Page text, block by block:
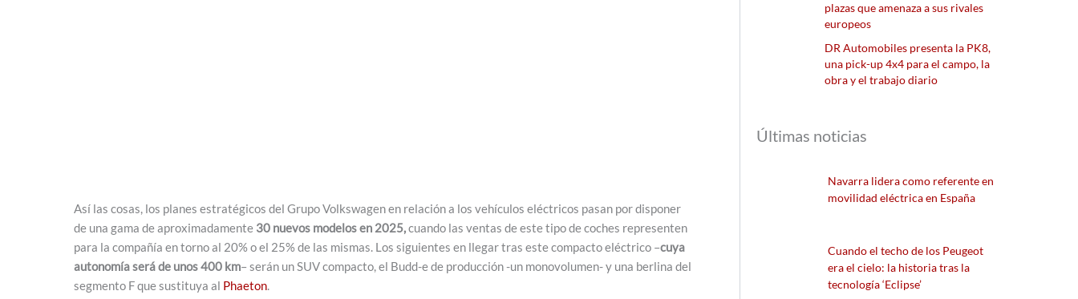
Así las cosas, los planes estratégicos del Grupo Volkswagen en relación a los vehículos eléctricos pasan por disponer
de una gama de aproximadamente 30 nuevos modelos en 2025,cuando las ventas de este tipo de coches representen
para la compañía en torno al 20% o el 25% de las mismas. Los siguientes en llegar tras este compacto eléctrico –cuya
autonomía será de unos 400 km– serán un SUV compacto, el Budd-e de producción -un monovolumen- y una berlina del
segmento F que sustituya al Phaeton.
plazas que amenaza a sus rivales
europeos
DR Automobiles presenta la PK8,
una pick-up 4x4 para el campo, la
obra y el trabajo diario
Últimas noticias
Navarra lidera como referente en
movilidad eléctrica en España
Cuando el techo de los Peugeot
era el cielo: la historia tras la
tecnología ‘Eclipse’